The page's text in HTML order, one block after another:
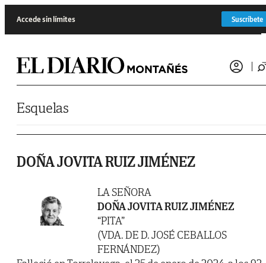
Accede sin límites Suscríbete
Esquelas
DOÑA JOVITA RUIZ JIMÉNEZ
LA SEÑORA
DOÑA JOVITA RUIZ JIMÉNEZ
“PITA”
(VDA. DE D. JOSÉ CEBALLOS
FERNÁNDEZ)